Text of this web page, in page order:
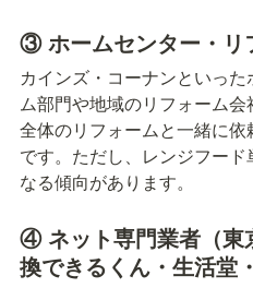
③ ホームセンター・リ
カインズ・コーナンといっ
ム部門や地域のリフォーム
全体のリフォームと一緒に
です。ただし、レンジフー
なる傾向があります。
④ ネット専門業者（東
換できるくん・生活堂